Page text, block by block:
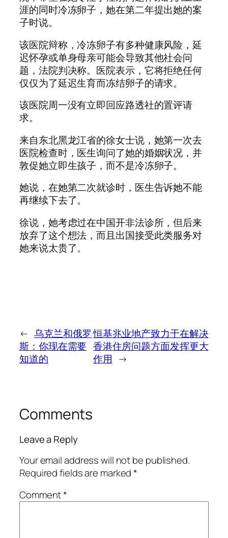
涯的同时冷冻卵子，她在第二年提出她的案
子时说。
该医院辩称，冷冻卵子有多种健康风险，延
迟怀孕或单身母亲可能会导致其他社会问
题，法院判决称。医院表示，它将拒绝任何
仅仅为了延迟生育而冻结卵子的请求。
该医院周一没有立即回应路透社的置评请
求。
来自东北黑龙江省的徐女士说，她第一次去
医院检查时，医生询问了她的婚姻状况，并
敦促她立即生孩子，而不是冷冻卵子。
她说，在她第二次就诊时，医生告诉她不能
再继续下去了。
徐说，她考虑过在中国开非法诊所，但后来
放弃了这个想法，而且出国接受此类服务对
她来说太贵了。
← 乌克兰和俄罗
斯：你现在需要
知道的
恒基兆业地产致力于在解决
香港住房问题方面发挥更大
作用 →
Comments
Leave a Reply
Your email address will not be published.
Required fields are marked*
Comment*